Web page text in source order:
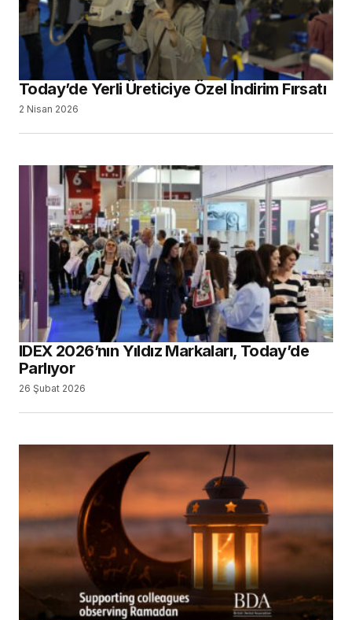
Today’de Yerli Üreticiye Özel İndirim Fırsatı
2 Nisan 2026
IDEX 2026’nın Yıldız Markaları, Today’de
Parlıyor
26 Şubat 2026